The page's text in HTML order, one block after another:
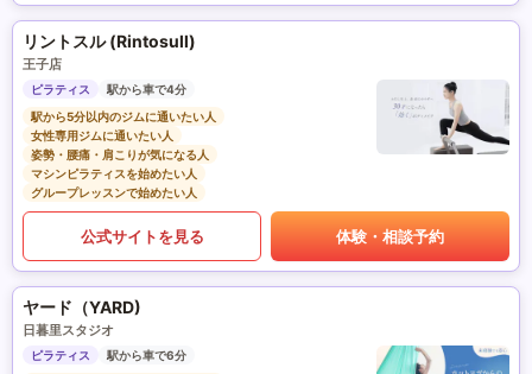
リントスル (Rintosull)
王子店
ピラティス
駅から車で4分
駅から5分以内のジムに通いたい人
女性専用ジムに通いたい人
姿勢・腰痛・肩こりが気になる人
マシンピラティスを始めたい人
グループレッスンで始めたい人
公式サイトを見る 体験・相談予約
ヤード（YARD)
日暮里スタジオ
ピラティス
駅から車で6分